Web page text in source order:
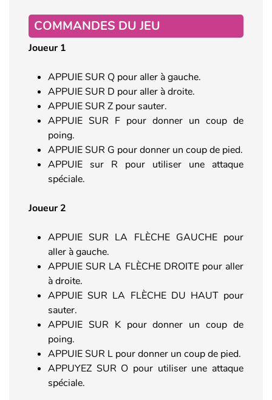
COMMANDES DU JEU
Joueur 1
APPUIE SUR Q pour aller à gauche.
APPUIE SUR D pour aller à droite.
APPUIE SUR Z pour sauter.
APPUIE SUR F pour donner un coup de
poing.
APPUIE SUR G pour donner un coup de pied.
APPUIE sur R pour utiliser une attaque
spéciale.
Joueur 2
APPUIE SUR LA FLÈCHE GAUCHE pour
aller à gauche.
APPUIE SUR LA FLÈCHE DROITE pour aller
à droite.
APPUIE SUR LA FLÈCHE DU HAUT pour
sauter.
APPUIE SUR K pour donner un coup de
poing.
APPUIE SUR L pour donner un coup de pied.
APPUYEZ SUR O pour utiliser une attaque
spéciale.